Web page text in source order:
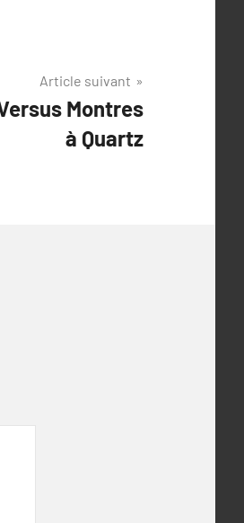
Article suivant
Montres
à Quartz